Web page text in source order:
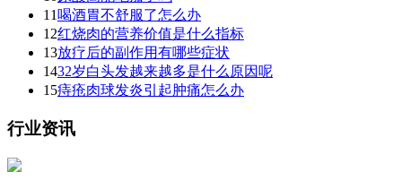
11 喝酒胃不舒服了怎么办
12红烧肉的营养价值是什么指标
13放疗后的副作用有哪些症状
1432岁白头发越来越多是什么原因呢
15痔疮肉球发炎引起肿痛怎么办
行业资讯